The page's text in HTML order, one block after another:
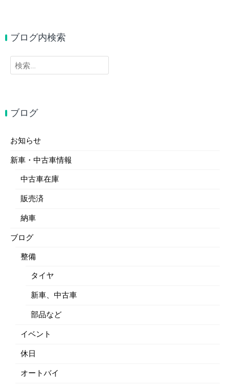
ブログ内検索
検
索:
ブログ
お知らせ
新車・中古車情報
中古車在庫
販売済
納車
ブログ
整備
タイヤ
新車、中古車
部品など
イベント
休日
オートバイ